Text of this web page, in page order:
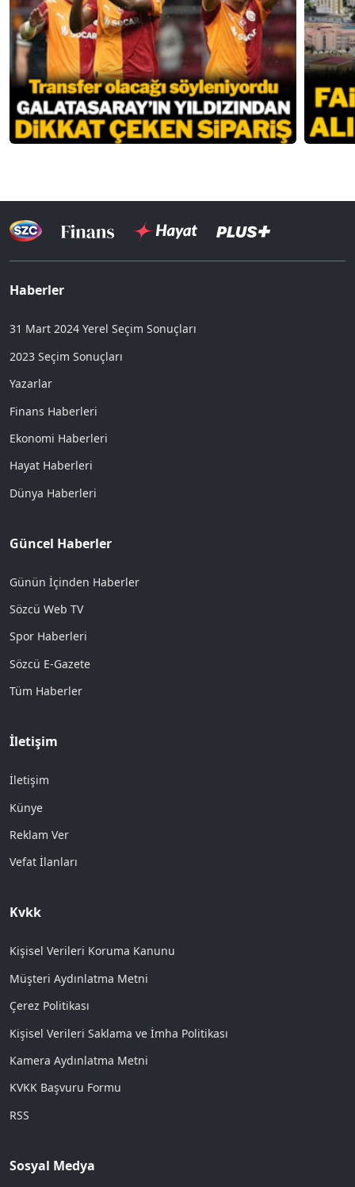
Haberler
31 Mart 2024 Yerel Seçim Sonuçları
2023 Seçim Sonuçları
Yazarlar
Finans Haberleri
Ekonomi Haberleri
Hayat Haberleri
Dünya Haberleri
Güncel Haberler
Günün İçinden Haberler
Sözcü Web TV
Spor Haberleri
Sözcü E-Gazete
Tüm Haberler
İletişim
İletişim
Künye
Reklam Ver
Vefat İlanları
Kvkk
Kişisel Verileri Koruma Kanunu
Müşteri Aydınlatma Metni
Çerez Politikası
Kişisel Verileri Saklama ve İmha Politikası
Kamera Aydınlatma Metni
KVKK Başvuru Formu
RSS
Sosyal Medya